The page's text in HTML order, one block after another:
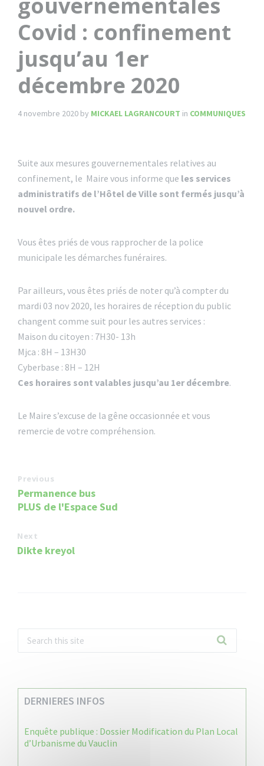
Covid : confinement
jusqu’au 1er
décembre 2020
4 novembre 2020 by MICKAEL LAGRANCOURT in COMMUNIQUES
Suite aux mesures gouvernementales relatives au
confinement, le Maire vous informe que les services
administratifs de l’Hôtel de Ville sont fermés jusqu’à
nouvel ordre.
Vous êtes priés de vous rapprocher de la police
municipale les démarches funéraires.
Par ailleurs, vous êtes priés de noter qu’à compter du
mardi 03 nov 2020, les horaires de réception du public
changent comme suit pour les autres services :
Maison du citoyen : 7H30- 13h
Mjca : 8H – 13H30
Cyberbase : 8H – 12H
Ces horaires sont valables jusqu’au 1er décembre.
Le Maire s’excuse de la gêne occasionnée et vous
remercie de votre compréhension.
Previous
Permanence bus
PLUS de l'Espace Sud
Next
Dikte kreyol
DERNIERES INFOS
Enquête publique : Dossier Modification du Plan Local
d’Urbanisme du Vauclin